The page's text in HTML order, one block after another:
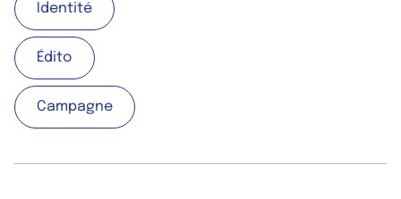
Identité
Édito
Campagne